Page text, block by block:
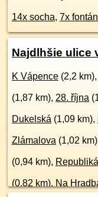
14x socha, 7x
Najdlhšie ulice
K Vápence (2,2 km),
(1,87 km), 28. října
Dukelská (1,09 km),
Zlámalova (1,02
(0,94 km),
(0,82 km), Na